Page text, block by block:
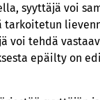
syyttäjä voi
tarkoitetun
tehdä
epäilty on